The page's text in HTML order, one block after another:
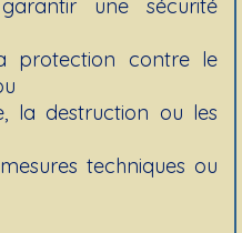
une sécurité
protection contre le
la destruction ou les
techniques ou